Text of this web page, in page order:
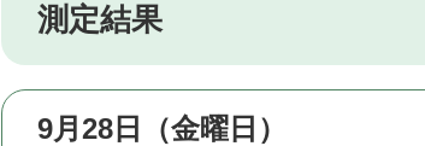
測定結果
9月28日（金曜日）